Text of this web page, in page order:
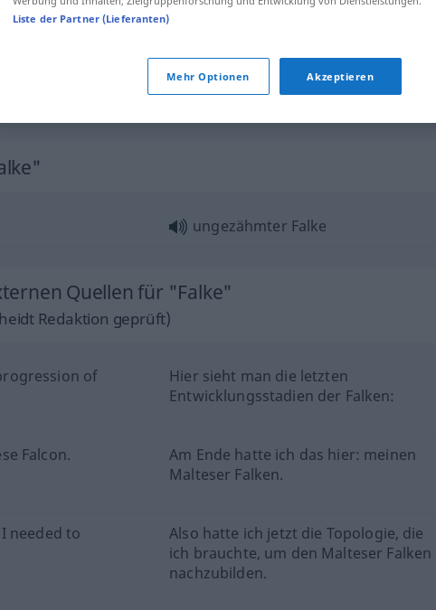
Falke
ungezähmter Falke
Quellen für "Falke"
Redaktion geprüft)
of
Hier sieht man die letzten
Entwicklungsstadien der Falken:
Falcon.
Am Ende hatte ich das hier: meinen
Malteser Falken.
needed to
Also hatte ich jetzt die Topologie, die
ich brauchte, um den Malteser Falken
nachzubilden.
Liste der Partner (Lieferanten)
Mehr Optionen Akzeptieren